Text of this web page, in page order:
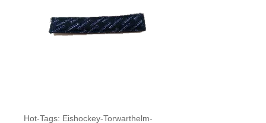
Hot-Tags: Eishockey-Torwarthelm-